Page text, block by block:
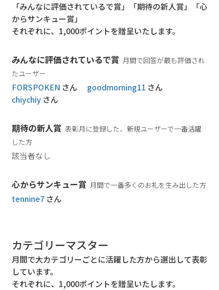
「みんなに評価されているで賞」「期待の新人賞」「心
からサンキュー賞」
それぞれに、1,000ポイントを贈呈いたします。
みんなに評価されているで賞 月間で回答が最も評価され
たユーザー
FORSPOKEN さん goodmorning11 さん
chiychiy さん
期待の新人賞 表彰月に登録した、新規ユーザーで一番活躍
した方
該当者なし
心からサンキュー賞 月間で一番多くのお礼を生み出した方
tennine7 さん
カテゴリーマスター
月間で大カテゴリーごとに活躍した方から選出して表彰
しています。
それぞれに、1,000ポイントを贈呈いたします。